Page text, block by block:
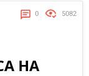
0 5082
НА